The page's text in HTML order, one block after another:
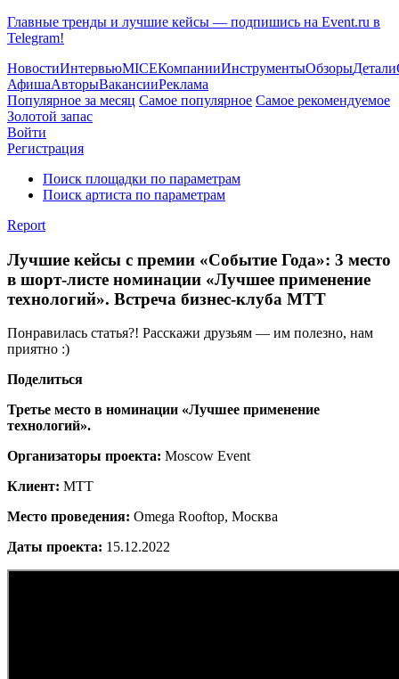
Главные тренды и лучшие кейсы — подпишись на Event.ru в
Telegram!
НовостиИнтервьюMICEКомпанииИнструментыОбзорыДетали
АфишаАвторыВакансииРеклама
Популярное за месяц Самое популярное Самое рекомендуемое
Золотой запас
Войти
Регистрация
Поиск площадки по параметрам
Поиск артиста по параметрам
Report
Лучшие кейсы с премии «Событие Года»: 3 место
в шорт-листе номинации «Лучшее применение
технологий». Встреча бизнес-клуба MTT
Понравилась статья?! Расскажи друзьям — им полезно, нам
приятно :)
Поделиться
Третье место в номинации «Лучшее применение
технологий».
Организаторы проекта: Moscow Event
Клиент: МТТ
Место проведения: Omega Rooftop, Москва
Даты проекта: 15.12.2022